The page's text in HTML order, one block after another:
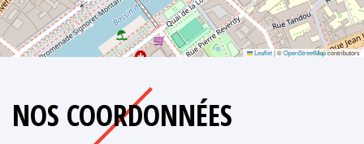
Leaflet|©OpenStreetMapcontributors
NOS COORDONNÉES